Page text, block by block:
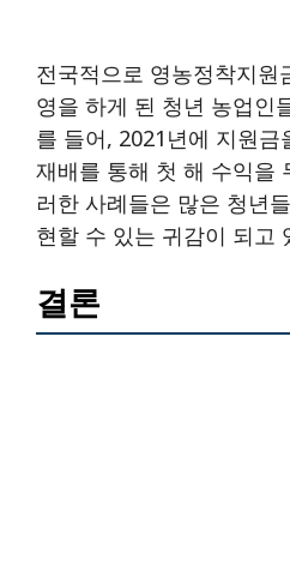
전국적으로 영농정착지원
영을 하게 된 청년 농업인
를 들어, 2021년에 지원
재배를 통해 첫 해 수익을
러한 사례들은 많은 청년
현할 수 있는 귀감이 되고
결론